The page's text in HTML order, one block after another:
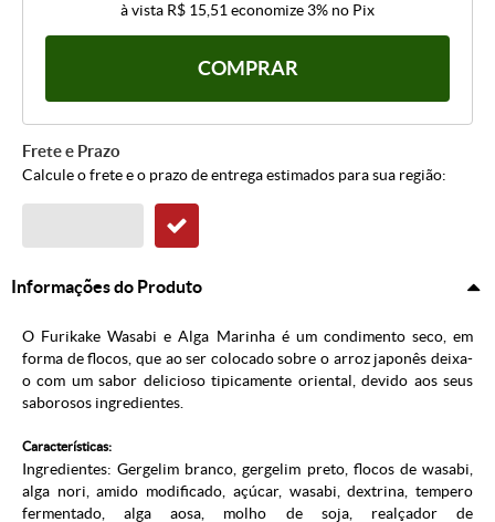
à vista R$ 15,51 economize 3% no Pix
COMPRAR
Frete e Prazo
Calcule o frete e o prazo de entrega estimados para sua região:
Informações do Produto
O Furikake Wasabi e Alga Marinha é um condimento seco, em
forma de flocos, que ao ser colocado sobre o arroz japonês deixa-
o com um sabor delicioso tipicamente oriental, devido aos seus
saborosos ingredientes.
Características:
Ingredientes: Gergelim branco, gergelim preto, flocos de wasabi,
alga nori, amido modificado, açúcar, wasabi, dextrina, tempero
fermentado, alga aosa, molho de soja, realçador de